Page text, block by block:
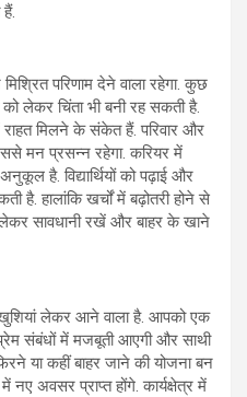
परिणाम देने वाला रहेगा. कुछ
लेकर चिंता भी बनी रह सकती है.
मिलने के संकेत हैं. परिवार और
मन प्रसन्न रहेगा. करियर में
है. विद्यार्थियों को पढ़ाई और
है. हालांकि खर्चों में बढ़ोतरी होने से
सावधानी रखें और बाहर के खाने
लेकर आने वाला है. आपको एक
संबंधों में मजबूती आएगी और साथी
या कहीं बाहर जाने की योजना बन
अवसर प्राप्त होंगे. कार्यक्षेत्र में